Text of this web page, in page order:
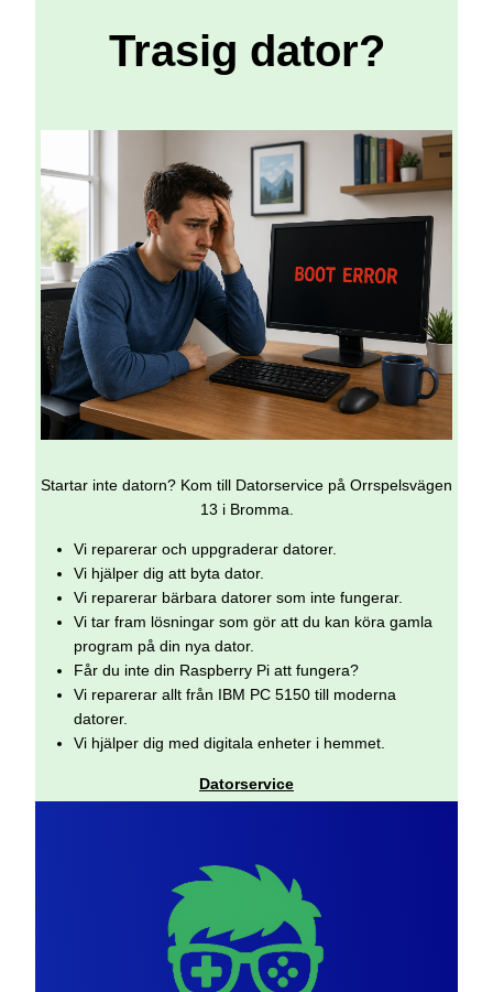
Trasig dator?
Startar inte datorn? Kom till Datorservice på Orrspelsvägen
13 i Bromma.
Vi reparerar och uppgraderar datorer.
Vi hjälper dig att byta dator.
Vi reparerar bärbara datorer som inte fungerar.
Vi tar fram lösningar som gör att du kan köra gamla
program på din nya dator.
Får du inte din Raspberry Pi att fungera?
Vi reparerar allt från IBM PC 5150 till moderna
datorer.
Vi hjälper dig med digitala enheter i hemmet.
Datorservice